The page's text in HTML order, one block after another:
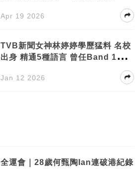
Apr 19 2026
TVB新聞女神林婷婷學歷猛料 名校
出身 精通5種語言 曾任Band 1中學
Jan 12 2026
全運會｜28歲何甄陶Ian連破港紀錄